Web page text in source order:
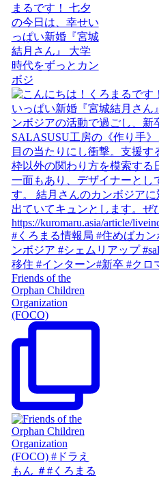
まるです！ 七夕
の今日は、幸せい
っぱい新婚『宮城
結月さん』 大学
時代をずっとカン
ボジ
Friends of the
Orphan Children
Organization
(FOCO)